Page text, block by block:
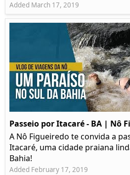
Added March 17, 2019
Passeio por Itacaré - BA | Nô
A Nô Figueiredo te convida a
Itacaré, uma cidade praiana
Bahia!
Added February 17, 2019